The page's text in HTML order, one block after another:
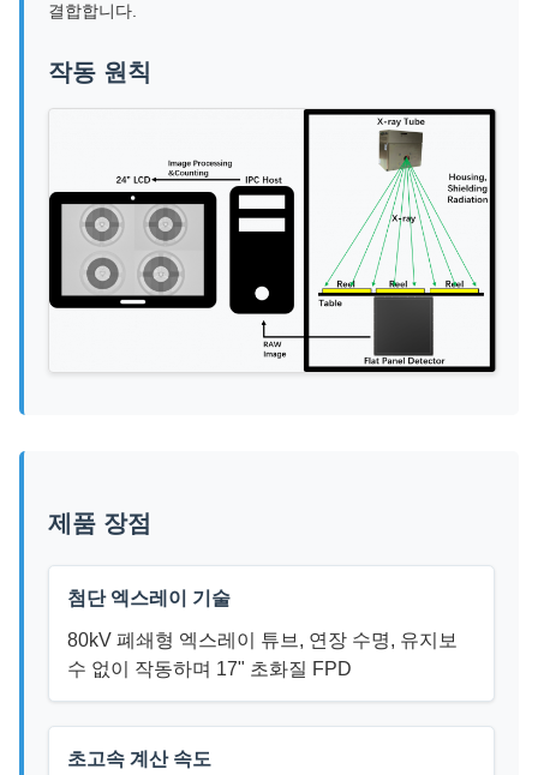
결합합니다.
작동 원칙
제품 장점
첨단 엑스레이 기술
80kV 폐쇄형 엑스레이 튜브, 연장 수명, 유지보
수 없이 작동하며 17" 초화질 FPD
초고속 계산 속도